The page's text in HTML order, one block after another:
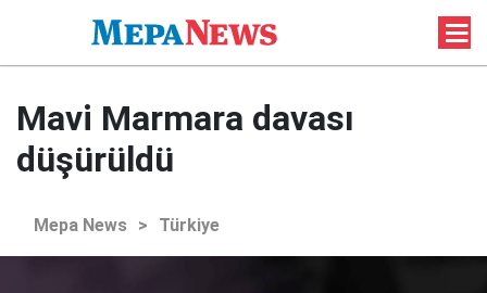
Mavi Marmara davası
düşürüldü
Mepa News > Türkiye